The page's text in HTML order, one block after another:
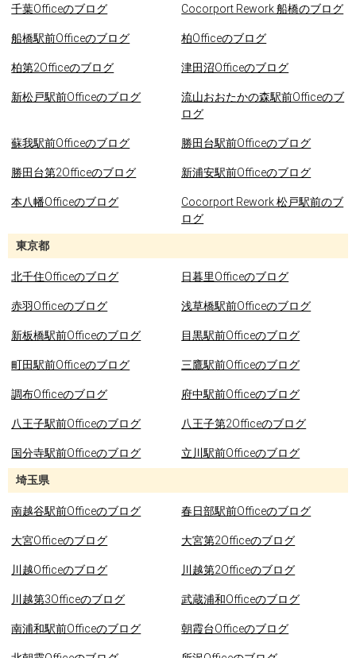
千葉Officeのブログ Cocorport Rework 船橋のブログ
船橋駅前Officeのブログ 柏Officeのブログ
柏第2Officeのブログ 津田沼Officeのブログ
新松戸駅前Officeのブログ
流山おおたかの森駅前Officeのブ
ログ
蘇我駅前Officeのブログ 勝田台駅前Officeのブログ
勝田台第2Officeのブログ 新浦安駅前Officeのブログ
本八幡Officeのブログ
Cocorport Rework 松戸駅前のブ
ログ
東京都
北千住Officeのブログ 日暮里Officeのブログ
赤羽Officeのブログ 浅草橋駅前Officeのブログ
新板橋駅前Officeのブログ 目黒駅前Officeのブログ
町田駅前Officeのブログ 三鷹駅前Officeのブログ
調布Officeのブログ 府中駅前Officeのブログ
八王子駅前Officeのブログ 八王子第2Officeのブログ
国分寺駅前Officeのブログ 立川駅前Officeのブログ
埼玉県
南越谷駅前Officeのブログ 春日部駅前Officeのブログ
大宮Officeのブログ 大宮第2Officeのブログ
川越Officeのブログ 川越第2Officeのブログ
川越第3Officeのブログ 武蔵浦和Officeのブログ
南浦和駅前Officeのブログ 朝霞台Officeのブログ